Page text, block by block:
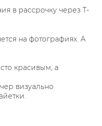
в рассрочку через Т-
на фотографиях. А
красивым, а
визуально